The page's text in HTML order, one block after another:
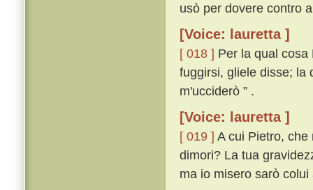
usò per dovere contro
[Voice: lauretta ]
[ 018 ] Per la qual
fuggirsi, gliele disse; la
m'ucciderò ” .
[Voice: lauretta ]
[ 019 ] A cui Pietro, che
dimori? La tua
ma io misero sarò